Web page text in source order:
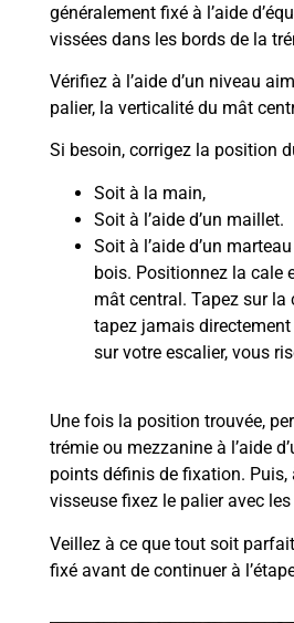
généralement fixé à l’aide
vissées dans les bords de la
Vérifiez à l’aide d’un niveau
palier, la verticalité du mât
Si besoin, corrigez la position
Soit à la main,
Soit à l’aide d’un maillet.
Soit à l’aide d’un
bois. Positionnez la cale
mât central. Tapez sur la
tapez jamais
sur votre escalier, vous
Une fois la position trouvée,
trémie ou mezzanine à l’aide
points définis de fixation. Puis,
visseuse fixez le palier avec
Veillez à ce que tout soit
fixé avant de continuer à